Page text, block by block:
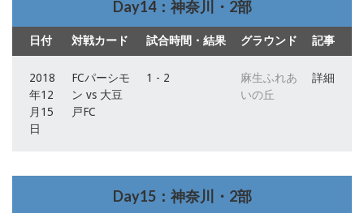
Day14：神奈川・2部
日付 対戦カード 試合時間・結果 グラウンド 記事
2018
年12
月15
日
FCパーシモ
ン vs 大豆
戸FC
1 - 2
麻生ふれあ
いの丘
詳細
Day15：神奈川・2部